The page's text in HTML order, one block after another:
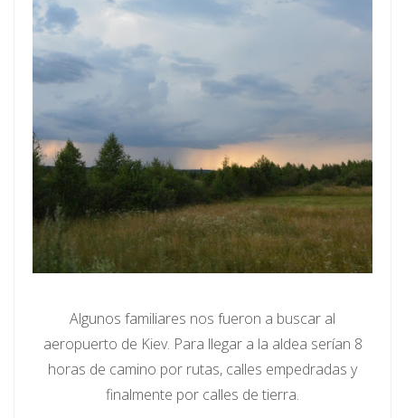
Algunos familiares nos fueron a buscar al
aeropuerto de Kiev. Para llegar a la aldea serían 8
horas de camino por rutas, calles empedradas y
finalmente por calles de tierra.